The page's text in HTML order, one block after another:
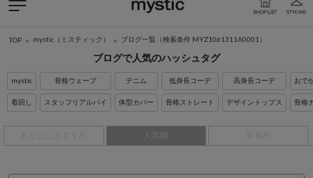
TOP mystic（ミスティック） ブログ一覧 （検索条件 MYZ1061311A0001）
ブログで人気のハッシュタグ
mystic
着回し
骨格ウェーブ
スタッフリアルバイ
デニム
体型カバー
低身長コーデ
骨格ストレート
高身長コーデ
デザイントップス
おで
骨格
人気順